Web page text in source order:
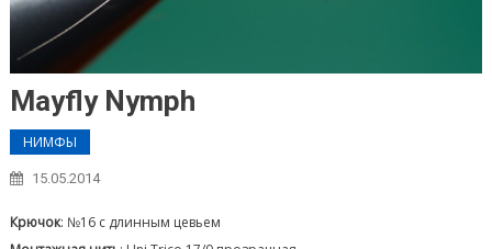
Mayfly Nymph
НИМФЫ
15.05.2014
Крючок: №16 с длинным цевьем